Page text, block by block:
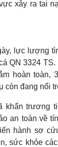
xảy ra tai
lực lượng
QN 3324 TS.
hoàn toàn,
còn đang nổi
khẩn trương
an toàn về
hành sơ
sức khỏe